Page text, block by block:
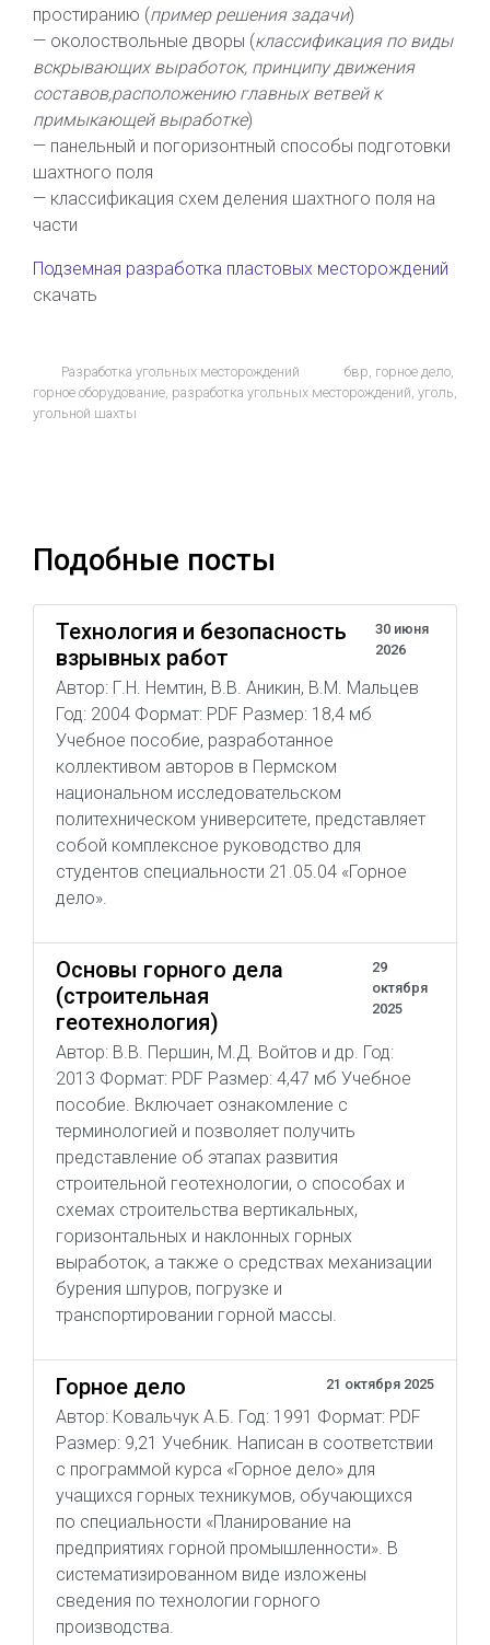
простиранию (пример решения задачи)
— околоствольные дворы (классификация по виды
вскрывающих выработок, принципу движения
составов,расположению главных ветвей к
примыкающей выработке)
— панельный и погоризонтный способы подготовки
шахтного поля
— классификация схем деления шахтного поля на
части
Подземная разработка пластовых месторождений
скачать
Разработка угольных месторождений бвр, горное дело,
горное оборудование, разработка угольных месторождений, уголь,
угольной шахты
Подобные посты
Технология и безопасность
взрывных работ
30 июня
2026
Автор: Г.Н. Немтин, В.В. Аникин, В.М. Мальцев
Год: 2004 Формат: PDF Размер: 18,4 мб
Учебное пособие, разработанное
коллективом авторов в Пермском
национальном исследовательском
политехническом университете, представляет
собой комплексное руководство для
студентов специальности 21.05.04 «Горное
дело».
Основы горного дела
(строительная
геотехнология)
29
октября
2025
Автор: В.В. Першин, М.Д. Войтов и др. Год:
2013 Формат: PDF Размер: 4,47 мб Учебное
пособие. Включает ознакомление с
терминологией и позволяет получить
представление об этапах развития
строительной геотехнологии, о способах и
схемах строительства вертикальных,
горизонтальных и наклонных горных
выработок, а также о средствах механизации
бурения шпуров, погрузке и
транспортировании горной массы.
Горное дело 21 октября 2025
Автор: Ковальчук А.Б. Год: 1991 Формат: PDF
Размер: 9,21 Учебник. Написан в соответствии
с программой курса «Горное дело» для
учащихся горных техникумов, обучающихся
по специальности «Планирование на
предприятиях горной промышленности». В
систематизированном виде изложены
сведения по технологии горного
производства.